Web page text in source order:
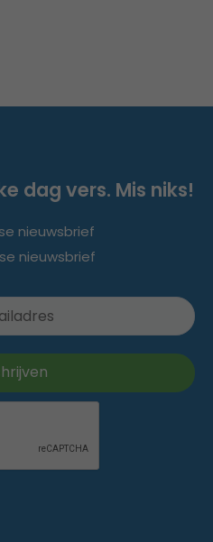
dag vers. Mis niks!
nieuwsbrief
nieuwsbrief